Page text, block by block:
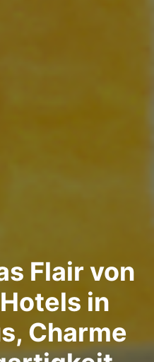
Flair von
in
Charme